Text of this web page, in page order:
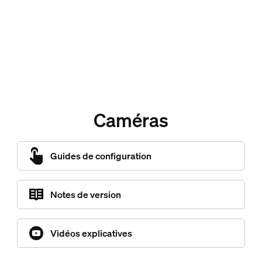
Caméras
Guides de configuration
Notes de version
Vidéos explicatives